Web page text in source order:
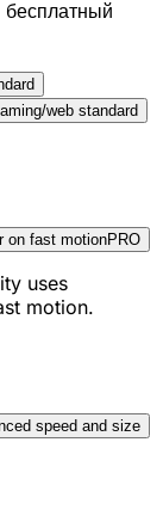
web standard
on fast motionPRO
uses
motion.
speed and size